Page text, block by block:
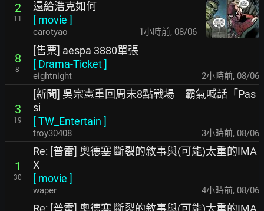
2
11
還給浩克如何
[ movie ]
carotyao 1小時前, 08/06
8
8
[售票] aespa 3880單張
[ Drama-Ticket]
eightnight 2小時前, 08/06
3
19
[新聞] 吳宗憲重回周末8點戰場 霸氣喊話「Pas
si
[TW_Entertain ]
troy30408 3小時前, 08/06
1
30
Re: [普雷] 奧德塞 斷裂的敘事與(可能)太重的IMA
X
[ movie ]
waper 4小時前, 08/06
Re: [普雷] 奧德塞 斷裂的敘事與(可能)太重的IMA